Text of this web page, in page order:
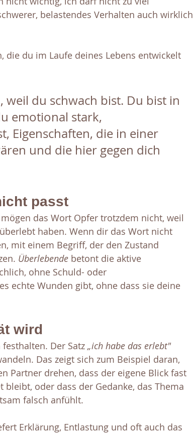
belastendes Verhalten auch wirklich
die du im Laufe deines Lebens entwickelt
du schwach bist. Du bist in
emotional stark,
Eigenschaften, die in einer
und die hier gegen dich
passt
das Wort Opfer trotzdem nicht, weil
haben. Wenn dir das Wort nicht
mit einem Begriff, der den Zustand
Überlebende betont die aktive
ohne Schuld- oder
echte Wunden gibt, ohne dass sie deine
wird
Der Satz „ich habe das erlebt"
Das zeigt sich zum Beispiel daran,
Partner drehen, dass der eigene Blick fast
oder dass der Gedanke, das Thema
falsch anfühlt.
Erklärung, Entlastung und oft auch das